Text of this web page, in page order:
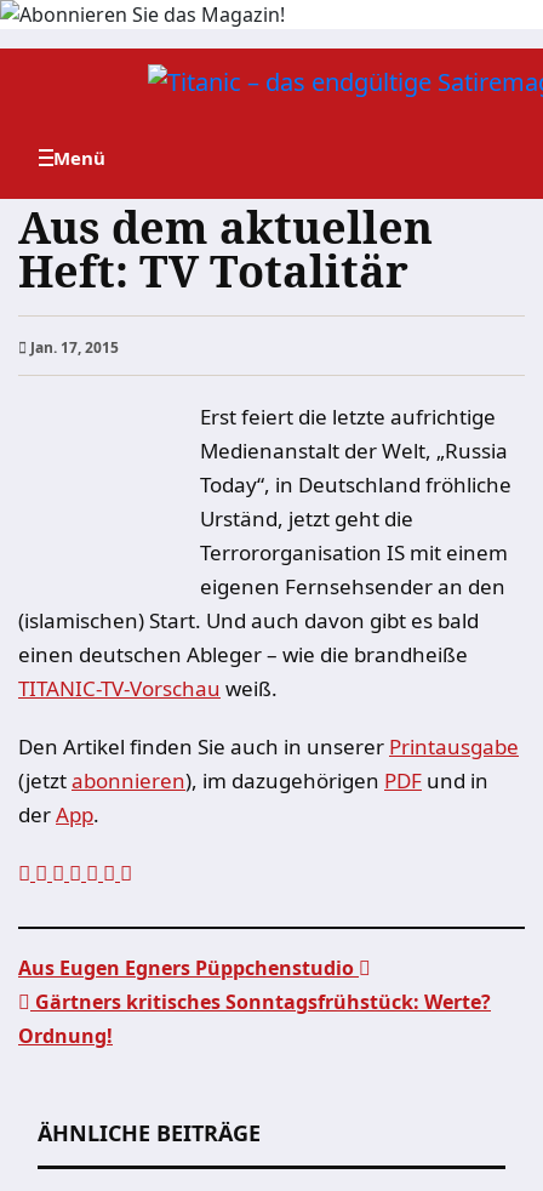
Zum
Aus dem aktuellen
Heft: TV Totalitär
Jan. 17, 2015
Erst feiert die letzte aufrichtige
Medienanstalt der Welt, „Russia
Today“, in Deutschland fröhliche
Urständ, jetzt geht die
Terrororganisation IS mit einem
eigenen Fernsehsender an den
(islamischen) Start. Und auch davon gibt es bald
einen deutschen Ableger – wie die brandheiße
TITANIC-TV-Vorschau weiß.
Den Artikel finden Sie auch in unserer Printausgabe
(jetztabonnieren), im dazugehörigen PDF und in
derApp.
Beitragsnavigation
Aus Eugen Egners Püppchenstudio
Gärtners kritisches Sonntagsfrühstück: Werte?
Ordnung!
ÄHNLICHE BEITRÄGE